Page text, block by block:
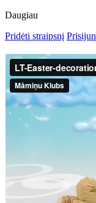
Daugiau
Pridėti straipsnį